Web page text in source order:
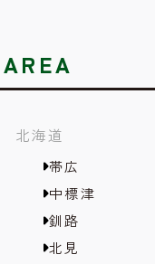
AREA
北海道
帯広
中標津
釧路
北見